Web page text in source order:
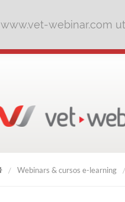
www.vet-webinar.com
Webinars & cursos e-learning